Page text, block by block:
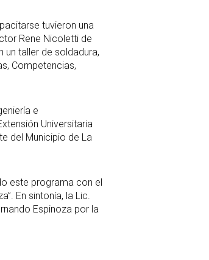
tuvieron una
Rene Nicoletti de
un taller de soldadura,
Competencias,
e
Universitaria
del Municipio de La
este programa con el
En sintonía, la Lic.
Espinoza por la